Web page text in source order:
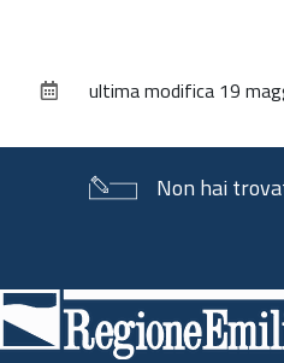
documentoultima modifica 19
Non hai
di
pagina